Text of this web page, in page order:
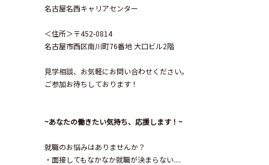
名古屋名西キャリアセンター
＜住所＞〒452-0814
名古屋市西区南川町76番地 大口ビル2階
見学相談、お気軽にお問い合わせください。
ご参加お待ちしております！
~あなたの働きたい気持ち、応援します！~
就職のお悩みはありませんか？
・面接してもなかなか就職が決まらない....